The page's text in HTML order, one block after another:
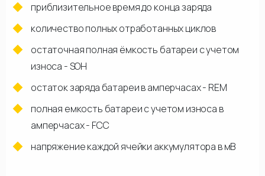
приблизительное время до конца заряда
количество полных отработанных циклов
остаточная полная ёмкость батареи с учетом
износа - SOH
остаток заряда батареи в амперчасах - REM
полная емкость батареи с учетом износа в
амперчасах - FCC
напряжение каждой ячейки аккумулятора в мВ